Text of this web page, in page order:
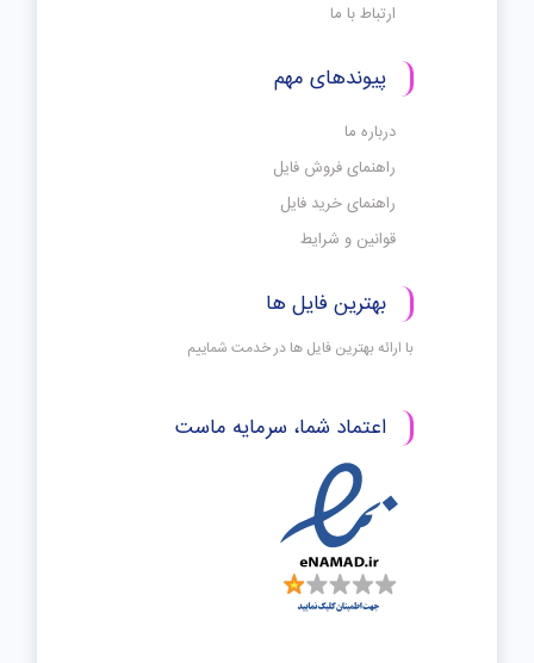
ارتباط با ما
پیوندهای مهم
درباره ما
راهنمای فروش فایل
راهنمای خرید فایل
قوانین و شرایط
بهترین فایل ها
با ارائه بهترین فایل ها در خدمت شماییم
اعتماد شما، سرمایه ماست